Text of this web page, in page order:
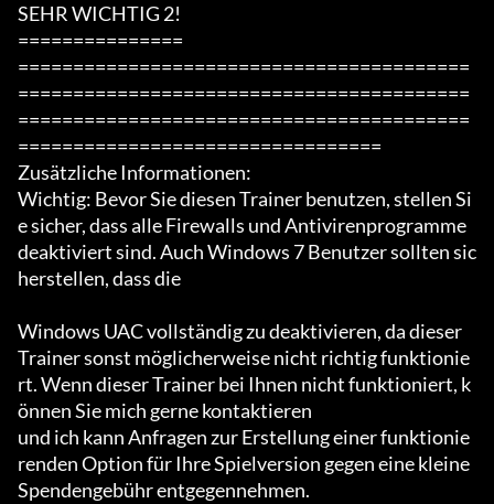
SEHR WICHTIG 2!
===============
=========================================
=========================================
=========================================
=================================
Zusätzliche Informationen:
Wichtig: Bevor Sie diesen Trainer benutzen, stellen Si
e sicher, dass alle Firewalls und Antivirenprogramme
deaktiviert sind. Auch Windows 7 Benutzer sollten sic
herstellen, dass die
Windows UAC vollständig zu deaktivieren, da dieser
Trainer sonst möglicherweise nicht richtig funktionie
rt. Wenn dieser Trainer bei Ihnen nicht funktioniert, k
önnen Sie mich gerne kontaktieren
und ich kann Anfragen zur Erstellung einer funktionie
renden Option für Ihre Spielversion gegen eine kleine
Spendengebühr entgegennehmen.